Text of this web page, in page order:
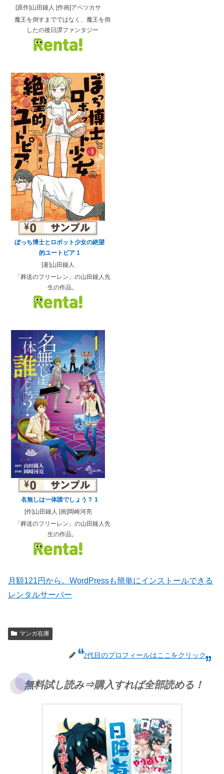
[原作]山田鐘人 [作画]アベツカサ
魔王を倒すまでではなく、魔王を倒
したの後日譚ファンタジー
ぼっち博士とロボット少女の絶望
的ユートピア 1
[著]山田鐘人
「葬送のフリーレン」の山田鐘人先
生の作品。
名無しは一体誰でしょう？ 1
[作]山田鐘人 [画]岡崎河亮
「葬送のフリーレン」の山田鐘人先
生の作品。
月額121円から。WordPressも簡単にインストールできる
レンタルサーバー
マンガ在庫
2代目のプロフィールはここをクリック
無料試し読み⇒購入すれば全部読める！